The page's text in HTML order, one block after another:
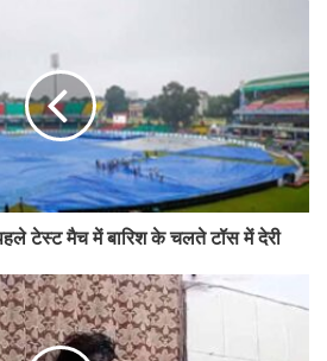
टेस्ट मैच में बारिश के चलते टॉस में देरी